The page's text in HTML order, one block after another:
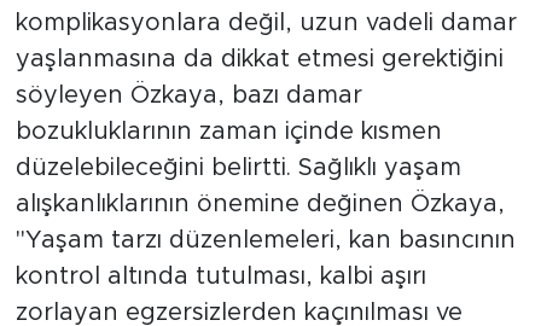
komplikasyonlara değil, uzun vadeli damar
yaşlanmasına da dikkat etmesi gerektiğini
söyleyen Özkaya, bazı damar
bozukluklarının zaman içinde kısmen
düzelebileceğini belirtti. Sağlıklı yaşam
alışkanlıklarının önemine değinen Özkaya,
"Yaşam tarzı düzenlemeleri, kan basıncının
kontrol altında tutulması, kalbi aşırı
zorlayan egzersizlerden kaçınılması ve